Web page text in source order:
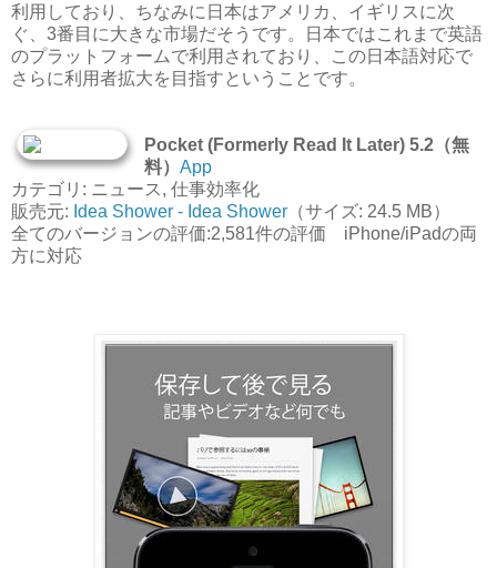
利用しており、ちなみに日本はアメリカ、イギリスに次
ぐ、3番目に大きな市場だそうです。日本ではこれまで英語
のプラットフォームで利用されており、この日本語対応で
さらに利用者拡大を目指すということです。
Pocket (Formerly Read It Later) 5.2（無
料） App
カテゴリ: ニュース, 仕事効率化
販売元: Idea Shower - Idea Shower （サイズ: 24.5 MB）
全てのバージョンの評価:2,581件の評価 iPhone/iPadの両
方に対応